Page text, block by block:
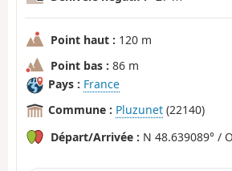
Point haut : 120 m
Point bas : 86 m
Pays : France
Commune : Pluzunet (22140)
Départ/Arrivée : N 48.639089° /